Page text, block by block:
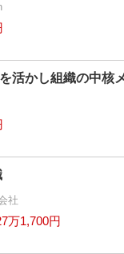
活かし組織の中核
社
万1,700円